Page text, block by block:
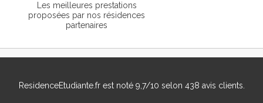
Les meilleures prestations
proposées par nos résidences
partenaires
ResidenceEtudiante.frest noté 9,7/10 selon 438 avis clients.